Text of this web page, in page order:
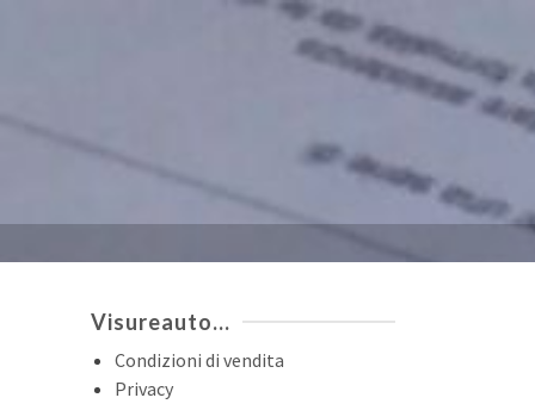
Visureauto…
Condizioni di vendita
Privacy